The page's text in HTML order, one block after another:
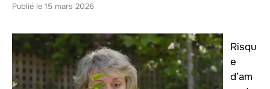
15 mars 2026
Risqu
e
d’am